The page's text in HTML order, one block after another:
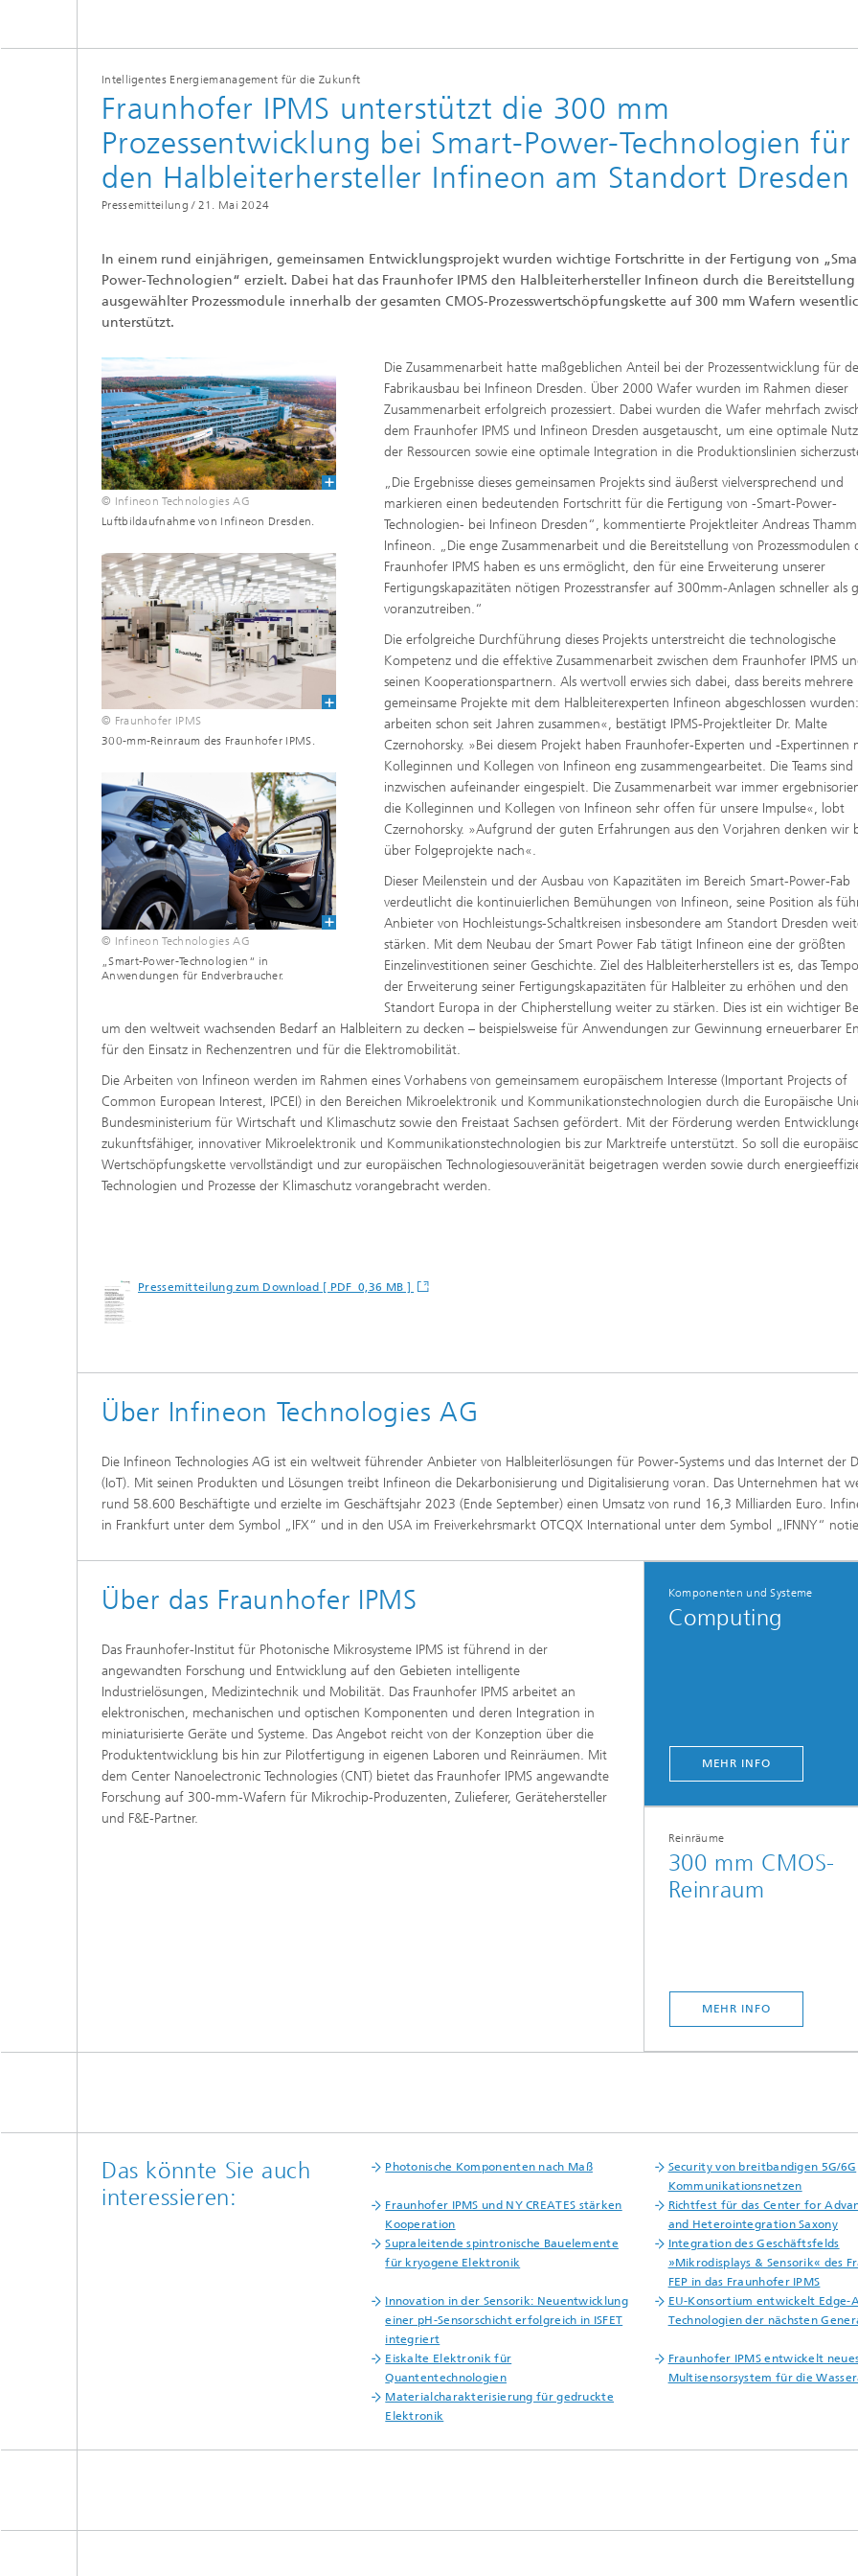
Intelligentes Energiemanagement für die Zukunft
Fraunhofer IPMS unterstützt die 300 mm
Prozessentwicklung bei Smart-Power-Technologien für
den Halbleiterhersteller Infineon am Standort Dresden
Pressemitteilung / 21. Mai 2024
In einem rund einjährigen, gemeinsamen Entwicklungsprojekt wurden wichtige Fortschritte in der Fertigung von
Power-Technologien“ erzielt. Dabei hat das Fraunhofer IPMS den Halbleiterhersteller Infineon durch die Bereitstellung
ausgewählter Prozessmodule innerhalb der gesamten CMOS-Prozesswertschöpfungskette auf 300 mm Wafern
unterstützt.
© Infineon Technologies AG
Luftbildaufnahme von Infineon Dresden.
© Fraunhofer IPMS
300-mm-Reinraum des Fraunhofer IPMS.
© Infineon Technologies AG
„Smart-Power-Technologien“ in
Anwendungen für Endverbraucher.
Die Zusammenarbeit hatte maßgeblichen Anteil bei der Prozessentwicklung für
Fabrikausbau bei Infineon Dresden. Über 2000 Wafer wurden im Rahmen dieser
Zusammenarbeit erfolgreich prozessiert. Dabei wurden die Wafer mehrfach
dem Fraunhofer IPMS und Infineon Dresden ausgetauscht, um eine optimale
der Ressourcen sowie eine optimale Integration in die Produktionslinien
„Die Ergebnisse dieses gemeinsamen Projekts sind äußerst vielversprechend und
markieren einen bedeutenden Fortschritt für die Fertigung von -Smart-Power-
Technologien- bei Infineon Dresden“, kommentierte Projektleiter Andreas
Infineon. „Die enge Zusammenarbeit und die Bereitstellung von Prozessmodulen
Fraunhofer IPMS haben es uns ermöglicht, den für eine Erweiterung unserer
Fertigungskapazitäten nötigen Prozesstransfer auf 300mm-Anlagen schneller als
voranzutreiben.“
Die erfolgreiche Durchführung dieses Projekts unterstreicht die technologische
Kompetenz und die effektive Zusammenarbeit zwischen dem Fraunhofer IPMS
seinen Kooperationspartnern. Als wertvoll erwies sich dabei, dass bereits mehrere
gemeinsame Projekte mit dem Halbleiterexperten Infineon abgeschlossen
arbeiten schon seit Jahren zusammen«, bestätigt IPMS-Projektleiter Dr. Malte
Czernohorsky. »Bei diesem Projekt haben Fraunhofer-Experten und -Expertinnen
Kolleginnen und Kollegen von Infineon eng zusammengearbeitet. Die Teams sind
inzwischen aufeinander eingespielt. Die Zusammenarbeit war immer
die Kolleginnen und Kollegen von Infineon sehr offen für unsere Impulse«, lobt
Czernohorsky. »Aufgrund der guten Erfahrungen aus den Vorjahren denken wir
über Folgeprojekte nach«.
Dieser Meilenstein und der Ausbau von Kapazitäten im Bereich Smart-Power-Fab
verdeutlicht die kontinuierlichen Bemühungen von Infineon, seine Position als
Anbieter von Hochleistungs-Schaltkreisen insbesondere am Standort Dresden
stärken. Mit dem Neubau der Smart Power Fab tätigt Infineon eine der größten
Einzelinvestitionen seiner Geschichte. Ziel des Halbleiterherstellers ist es, das
der Erweiterung seiner Fertigungskapazitäten für Halbleiter zu erhöhen und den
Standort Europa in der Chipherstellung weiter zu stärken. Dies ist ein wichtiger
um den weltweit wachsenden Bedarf an Halbleitern zu decken – beispielsweise für Anwendungen zur Gewinnung erneuerbarer
für den Einsatz in Rechenzentren und für die Elektromobilität.
Die Arbeiten von Infineon werden im Rahmen eines Vorhabens von gemeinsamem europäischem Interesse (Important Projects of
Common European Interest, IPCEI) in den Bereichen Mikroelektronik und Kommunikationstechnologien durch die Europäische
Bundesministerium für Wirtschaft und Klimaschutz sowie den Freistaat Sachsen gefördert. Mit der Förderung werden
zukunftsfähiger, innovativer Mikroelektronik und Kommunikationstechnologien bis zur Marktreife unterstützt. So soll die
Wertschöpfungskette vervollständigt und zur europäischen Technologiesouveränität beigetragen werden sowie durch
Technologien und Prozesse der Klimaschutz vorangebracht werden.
Pressemitteilung zum Download [ PDF 0,36 MB ]
Über Infineon Technologies AG
Die Infineon Technologies AG ist ein weltweit führender Anbieter von Halbleiterlösungen für Power-Systems und das Internet der
(IoT). Mit seinen Produkten und Lösungen treibt Infineon die Dekarbonisierung und Digitalisierung voran. Das Unternehmen hat
rund 58.600 Beschäftigte und erzielte im Geschäftsjahr 2023 (Ende September) einen Umsatz von rund 16,3 Milliarden Euro.
in Frankfurt unter dem Symbol „IFX“ und in den USA im Freiverkehrsmarkt OTCQX International unter dem Symbol „IFNNY“
Über das Fraunhofer IPMS
Das Fraunhofer-Institut für Photonische Mikrosysteme IPMS ist führend in der
angewandten Forschung und Entwicklung auf den Gebieten intelligente
Industrielösungen, Medizintechnik und Mobilität. Das Fraunhofer IPMS arbeitet an
elektronischen, mechanischen und optischen Komponenten und deren Integration in
miniaturisierte Geräte und Systeme. Das Angebot reicht von der Konzeption über die
Produktentwicklung bis hin zur Pilotfertigung in eigenen Laboren und Reinräumen. Mit
dem Center Nanoelectronic Technologies (CNT) bietet das Fraunhofer IPMS angewandte
Forschung auf 300-mm-Wafern für Mikrochip-Produzenten, Zulieferer, Gerätehersteller
und F&E-Partner.
Komponenten und Systeme
Computing
MEHR INFO
Reinräume
300 mm CMOS-
Reinraum
MEHR INFO
Das könnte Sie auch
interessieren:
Photonische Komponenten nach Maß
Security von breitbandigen 5G/6G
Kommunikationsnetzen
Fraunhofer IPMS und NY CREATES stärken
Kooperation
Richtfest für das Center for
and Heterointegration Saxony
Supraleitende spintronische Bauelemente
für kryogene Elektronik
Integration des Geschäftsfelds
»Mikrodisplays & Sensorik« des
FEP in das Fraunhofer IPMS
Innovation in der Sensorik: Neuentwicklung
einer pH-Sensorschicht erfolgreich in ISFET
integriert
EU-Konsortium entwickelt Edge-
Technologien der nächsten
Eiskalte Elektronik für
Quantentechnologien
Fraunhofer IPMS entwickelt
Multisensorsystem für die
Materialcharakterisierung für gedruckte
Elektronik